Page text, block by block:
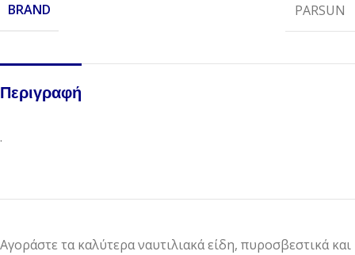
BRAND PARSUN
Περιγραφή
.
Αγοράστε τα καλύτερα ναυτιλιακά είδη, πυροσβεστικά και